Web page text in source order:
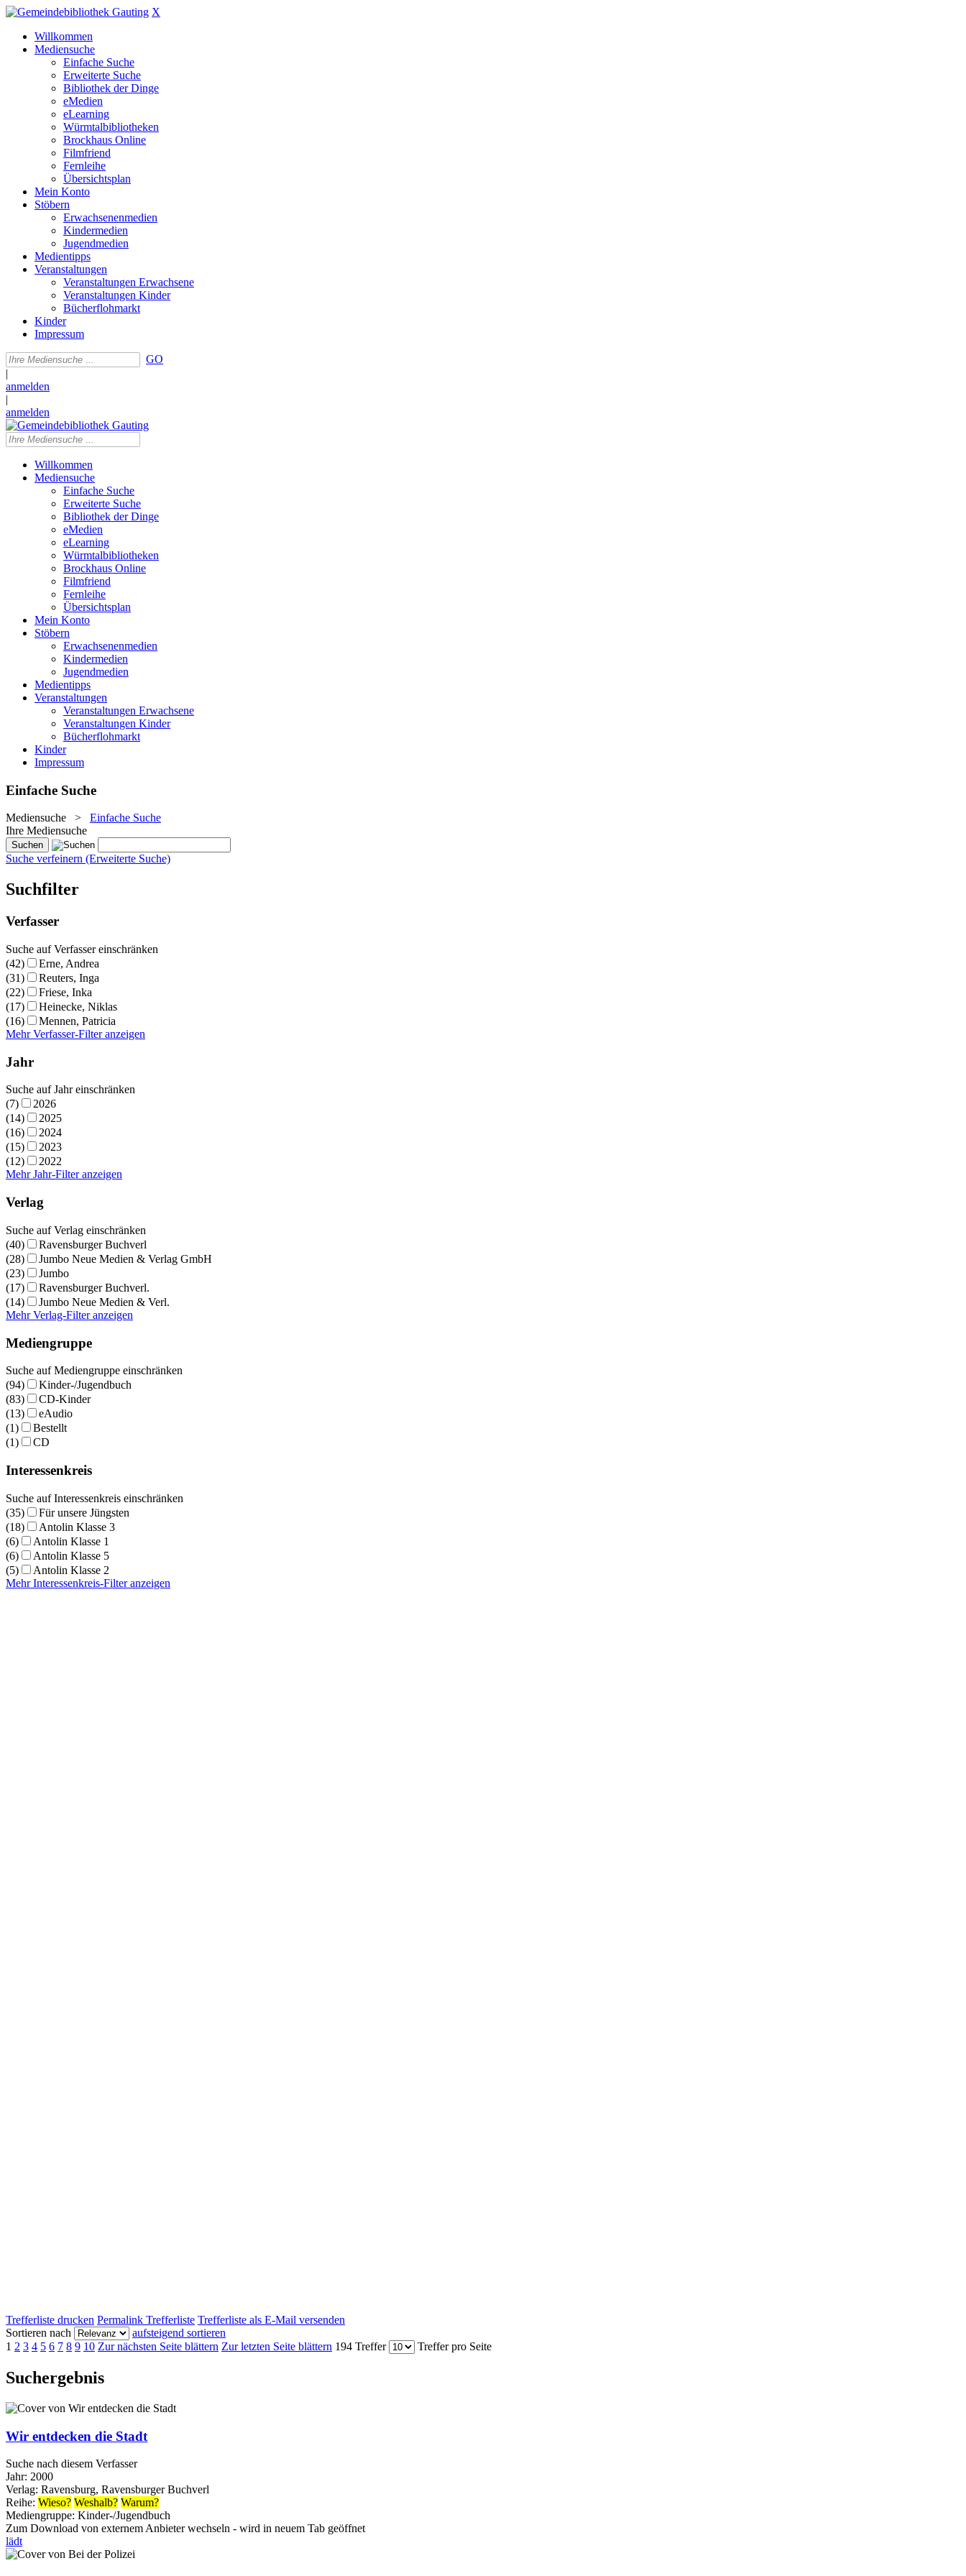
X
Willkommen
Mediensuche
Einfache Suche
Erweiterte Suche
Bibliothek der Dinge
eMedien
eLearning
Würmtalbibliotheken
Brockhaus Online
Filmfriend
Fernleihe
Übersichtsplan
Mein Konto
Stöbern
Erwachsenenmedien
Kindermedien
Jugendmedien
Medientipps
Veranstaltungen
Veranstaltungen Erwachsene
Veranstaltungen Kinder
Bücherflohmarkt
Kinder
Impressum
GO
|
anmelden
|
anmelden
Willkommen
Mediensuche
Einfache Suche
Erweiterte Suche
Bibliothek der Dinge
eMedien
eLearning
Würmtalbibliotheken
Brockhaus Online
Filmfriend
Fernleihe
Übersichtsplan
Mein Konto
Stöbern
Erwachsenenmedien
Kindermedien
Jugendmedien
Medientipps
Veranstaltungen
Veranstaltungen Erwachsene
Veranstaltungen Kinder
Bücherflohmarkt
Kinder
Impressum
Einfache Suche
Mediensuche > Einfache Suche
Ihre Mediensuche
Suche verfeinern (Erweiterte Suche)
Suchfilter
Verfasser
Suche auf Verfasser einschränken
(42)
Erne, Andrea
(31)
Reuters, Inga
(22)
Friese, Inka
(17)
Heinecke, Niklas
(16)
Mennen, Patricia
Mehr Verfasser-Filter anzeigen
Jahr
Suche auf Jahr einschränken
(7)
2026
(14)
2025
(16)
2024
(15)
2023
(12)
2022
Mehr Jahr-Filter anzeigen
Verlag
Suche auf Verlag einschränken
(40)
Ravensburger Buchverl
(28)
Jumbo Neue Medien & Verlag GmbH
(23)
Jumbo
(17)
Ravensburger Buchverl.
(14)
Jumbo Neue Medien & Verl.
Mehr Verlag-Filter anzeigen
Mediengruppe
Suche auf Mediengruppe einschränken
(94)
Kinder-/Jugendbuch
(83)
CD-Kinder
(13)
eAudio
(1)
Bestellt
(1)
CD
Interessenkreis
Suche auf Interessenkreis einschränken
(35)
Für unsere Jüngsten
(18)
Antolin Klasse 3
(6)
Antolin Klasse 1
(6)
Antolin Klasse 5
(5)
Antolin Klasse 2
Mehr Interessenkreis-Filter anzeigen
Trefferliste drucken Permalink Trefferliste Trefferliste als E-Mail versenden
Sortieren nach
aufsteigend sortieren
1 2 3 4 5 6 7 8 9 10 Zur nächsten Seite blättern Zur letzten Seite blättern 194 Treffer Treffer pro Seite
Suchergebnis
Wir entdecken die Stadt
Suche nach diesem Verfasser
Jahr: 2000
Verlag: Ravensburg, Ravensburger Buchverl
Reihe: Wieso? Weshalb? Warum?
Mediengruppe: Kinder-/Jugendbuch
Zum Download von externem Anbieter wechseln - wird in neuem Tab geöffnet
lädt